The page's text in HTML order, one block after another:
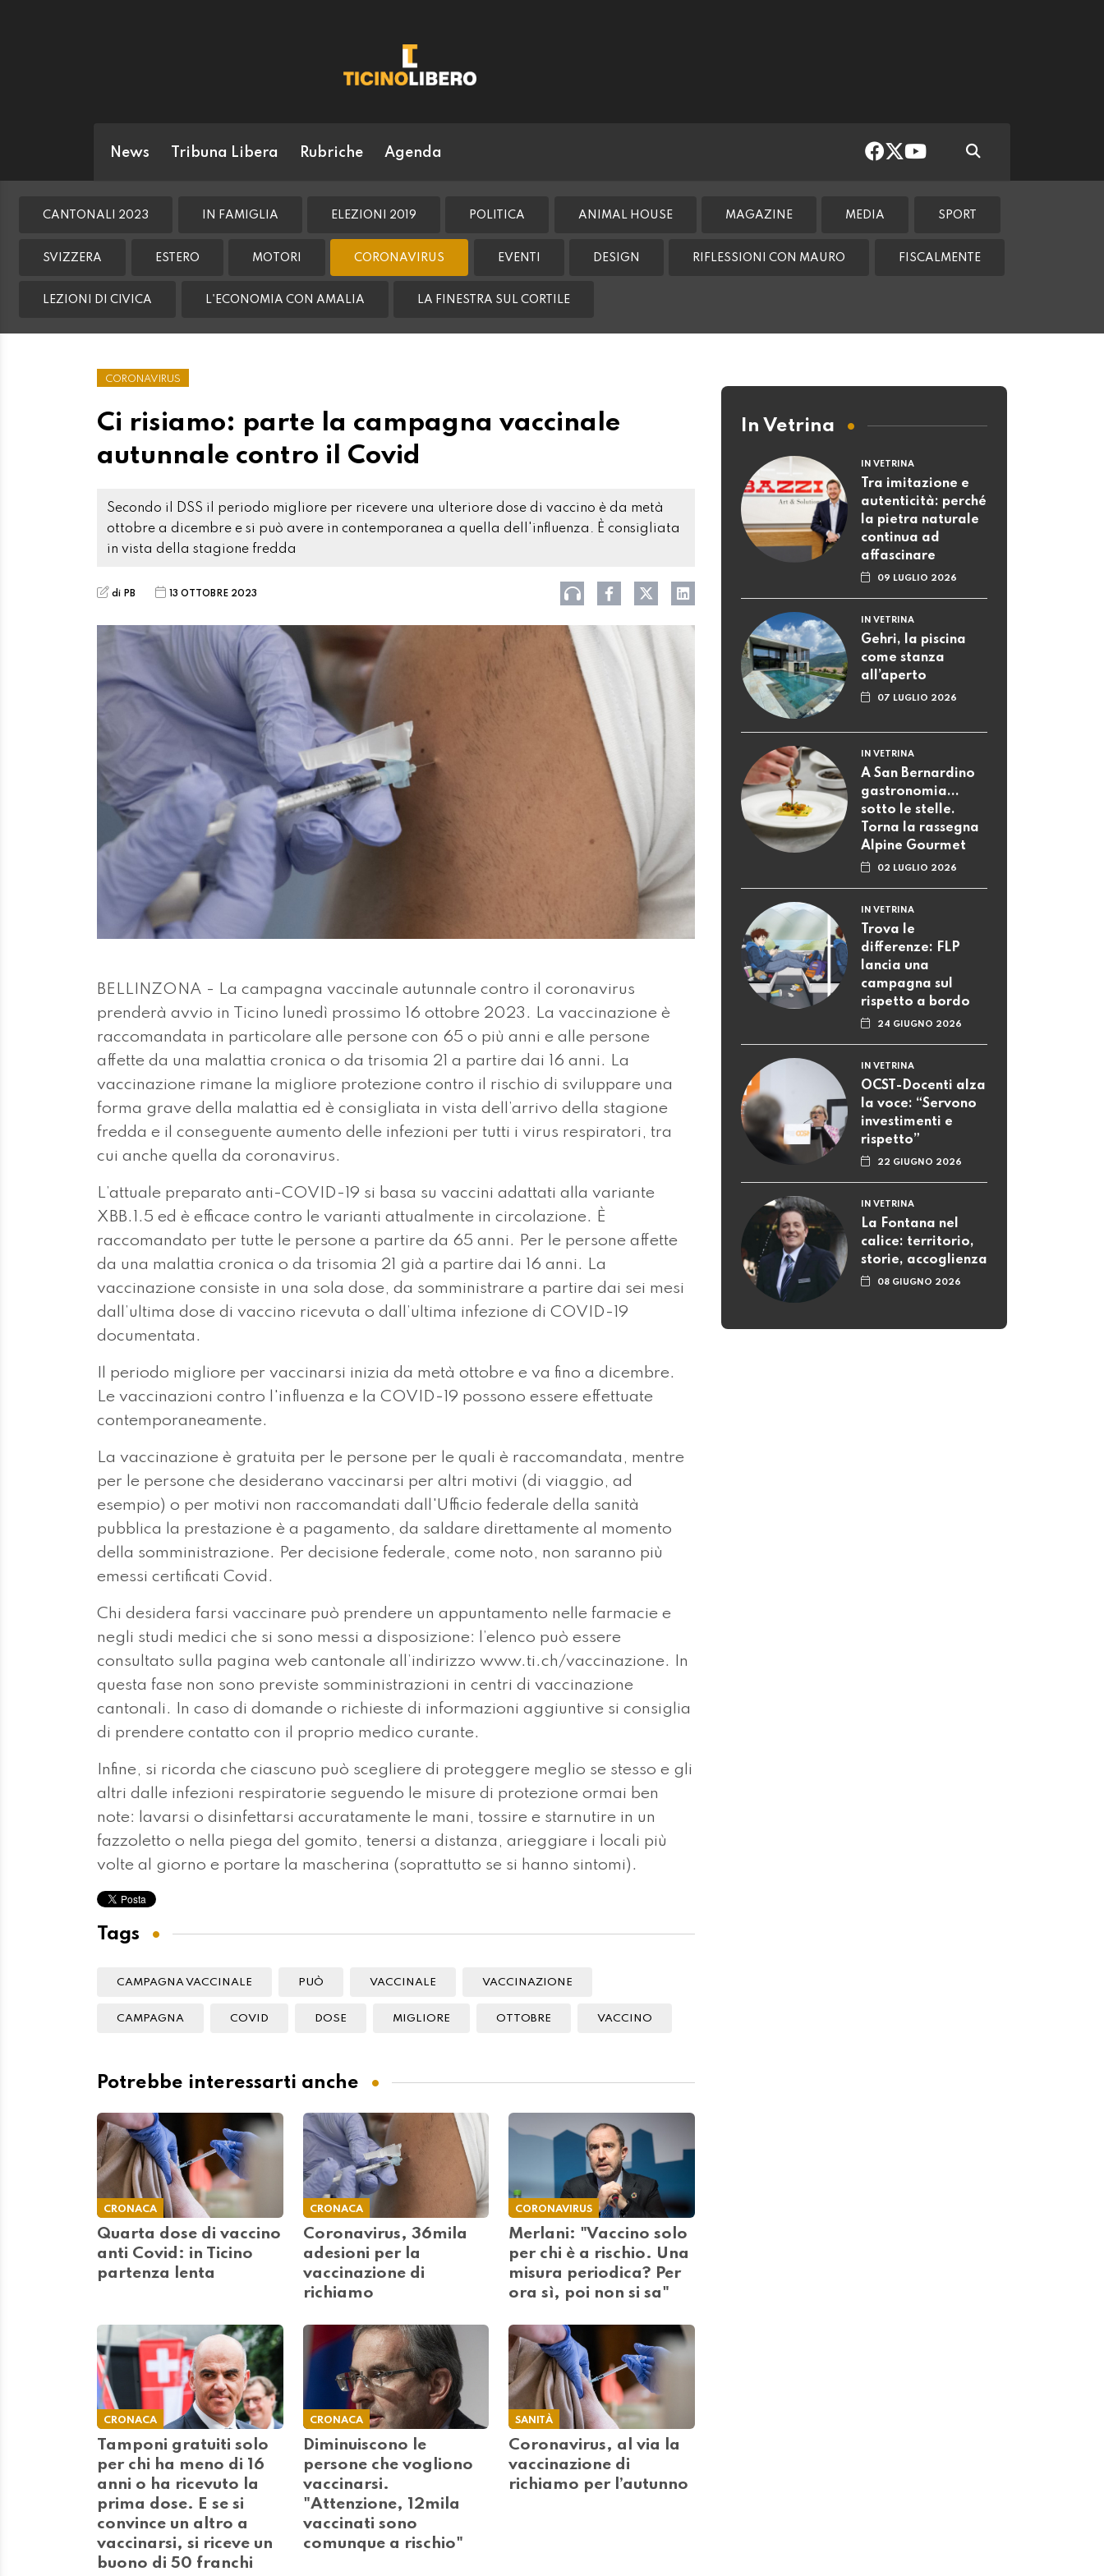
News Tribuna Libera Rubriche Agenda
CANTONALI 2023 IN FAMIGLIA ELEZIONI 2019 POLITICA ANIMAL HOUSE MAGAZINE MEDIA SPORT
SVIZZERA ESTERO MOTORI CORONAVIRUS EVENTI DESIGN RIFLESSIONI CON MAURO FISCALMENTE
LEZIONI DI CIVICA L'ECONOMIA CON AMALIA LA FINESTRA SUL CORTILE
CORONAVIRUS
Ci risiamo: parte la campagna vaccinale
autunnale contro il Covid
Secondo il DSS il periodo migliore per ricevere una ulteriore dose di vaccino è da metà
ottobre a dicembre e si può avere in contemporanea a quella dell'influenza. È consigliata
in vista della stagione fredda
di PB 13 OTTOBRE 2023
BELLINZONA - La campagna vaccinale autunnale contro il coronavirus
prenderà avvio in Ticino lunedì prossimo 16 ottobre 2023. La vaccinazione è
raccomandata in particolare alle persone con 65 o più anni e alle persone
affette da una malattia cronica o da trisomia 21 a partire dai 16 anni. La
vaccinazione rimane la migliore protezione contro il rischio di sviluppare una
forma grave della malattia ed è consigliata in vista dell’arrivo della stagione
fredda e il conseguente aumento delle infezioni per tutti i virus respiratori, tra
cui anche quella da coronavirus.
L’attuale preparato anti-COVID-19 si basa su vaccini adattati alla variante
XBB.1.5 ed è efficace contro le varianti attualmente in circolazione. È
raccomandato per tutte le persone a partire da 65 anni. Per le persone affette
da una malattia cronica o da trisomia 21 già a partire dai 16 anni. La
vaccinazione consiste in una sola dose, da somministrare a partire dai sei mesi
dall’ultima dose di vaccino ricevuta o dall’ultima infezione di COVID-19
documentata.
Il periodo migliore per vaccinarsi inizia da metà ottobre e va fino a dicembre.
Le vaccinazioni contro l'influenza e la COVID-19 possono essere effettuate
contemporaneamente.
La vaccinazione è gratuita per le persone per le quali è raccomandata, mentre
per le persone che desiderano vaccinarsi per altri motivi (di viaggio, ad
esempio) o per motivi non raccomandati dall'Ufficio federale della sanità
pubblica la prestazione è a pagamento, da saldare direttamente al momento
della somministrazione. Per decisione federale, come noto, non saranno più
emessi certificati Covid.
Chi desidera farsi vaccinare può prendere un appuntamento nelle farmacie e
negli studi medici che si sono messi a disposizione: l’elenco può essere
consultato sulla pagina web cantonale all’indirizzo www.ti.ch/vaccinazione. In
questa fase non sono previste somministrazioni in centri di vaccinazione
cantonali. In caso di domande o richieste di informazioni aggiuntive si consiglia
di prendere contatto con il proprio medico curante.
Infine, si ricorda che ciascuno può scegliere di proteggere meglio se stesso e gli
altri dalle infezioni respiratorie seguendo le misure di protezione ormai ben
note: lavarsi o disinfettarsi accuratamente le mani, tossire e starnutire in un
fazzoletto o nella piega del gomito, tenersi a distanza, arieggiare i locali più
volte al giorno e portare la mascherina (soprattutto se si hanno sintomi).
Tags
CAMPAGNA VACCINALE PUÒ VACCINALE VACCINAZIONE
CAMPAGNA COVID DOSE MIGLIORE OTTOBRE VACCINO
Potrebbe interessarti anche
CRONACA
Quarta dose di vaccino
anti Covid: in Ticino
partenza lenta
CRONACA
Coronavirus, 36mila
adesioni per la
vaccinazione di
richiamo
CORONAVIRUS
Merlani: "Vaccino solo
per chi è a rischio. Una
misura periodica? Per
ora sì, poi non si sa"
CRONACA
Tamponi gratuiti solo
per chi ha meno di 16
anni o ha ricevuto la
prima dose. E se si
convince un altro a
vaccinarsi, si riceve un
buono di 50 franchi
CRONACA
Diminuiscono le
persone che vogliono
vaccinarsi.
"Attenzione, 12mila
vaccinati sono
comunque a rischio"
SANITÀ
Coronavirus, al via la
vaccinazione di
richiamo per l’autunno
In Vetrina
IN VETRINA
Tra imitazione e
autenticità: perché
la pietra naturale
continua ad
affascinare
09 LUGLIO 2026
IN VETRINA
Gehri, la piscina
come stanza
all’aperto
07 LUGLIO 2026
IN VETRINA
A San Bernardino
gastronomia...
sotto le stelle.
Torna la rassegna
Alpine Gourmet
02 LUGLIO 2026
IN VETRINA
Trova le
differenze: FLP
lancia una
campagna sul
rispetto a bordo
24 GIUGNO 2026
IN VETRINA
OCST-Docenti alza
la voce: “Servono
investimenti e
rispetto”
22 GIUGNO 2026
IN VETRINA
La Fontana nel
calice: territorio,
storie, accoglienza
08 GIUGNO 2026